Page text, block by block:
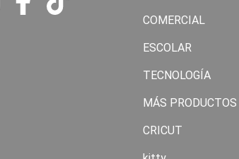
COMERCIAL
ESCOLAR
TECNOLOGÍA
MÁS PRODUCTOS
CRICUT